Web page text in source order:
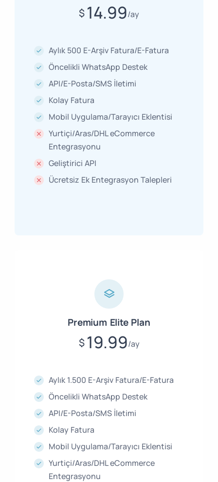
$ 14.99 ay
Aylık 500 E-Arşiv Fatura/E-Fatura
Öncelikli WhatsApp Destek
API/E-Posta/SMS İletimi
Kolay Fatura
Mobil Uygulama/Tarayıcı Eklentisi
Yurtiçi/Aras/DHL eCommerce
Entegrasyonu
Geliştirici API
Ücretsiz Ek Entegrasyon Talepleri
Premium Elite Plan
$ 19.99 ay
Aylık 1.500 E-Arşiv Fatura/E-Fatura
Öncelikli WhatsApp Destek
API/E-Posta/SMS İletimi
Kolay Fatura
Mobil Uygulama/Tarayıcı Eklentisi
Yurtiçi/Aras/DHL eCommerce
Entegrasyonu